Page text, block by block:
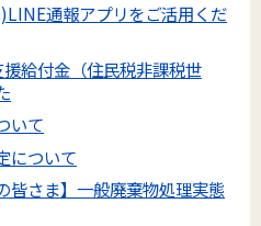
通報アプリをご活用くだ
給付金（住民税非課税世
いて
について
皆さま】一般廃棄物処理実態